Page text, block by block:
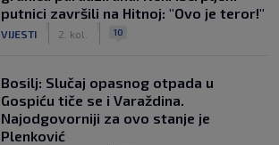
putnici završili na Hitnoj: "Ovo je teror!"
VIJESTI 2. kol. 10
Bosilj: Slučaj opasnog otpada u
Gospiću tiče se i Varaždina.
Najodgovorniji za ovo stanje je
Plenković